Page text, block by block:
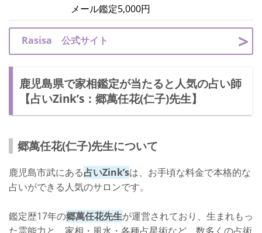
メール鑑定5,000円
Rasisa 公式サイト
鹿児島県で家相鑑定が当たると人気の占い師
【占いZink’s：郷萬任花(仁子)先生】
郷萬任花(仁子)先生について
鹿児島市武にある占いZink’sは、お手頃な料金で本格的な
占いができる人気のサロンです。
鑑定歴17年の郷萬任花先生が運営されており、生まれもっ